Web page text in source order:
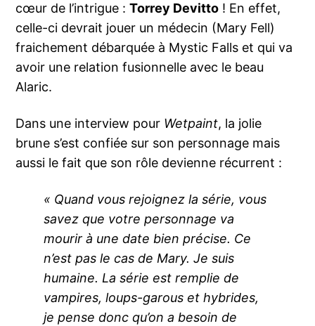
cœur de l’intrigue :Torrey Devitto ! En effet,
celle-ci devrait jouer un médecin (Mary Fell)
fraichement débarquée à Mystic Falls et qui va
avoir une relation fusionnelle avec le beau
Alaric.
Dans une interview pour Wetpaint, la jolie
brune s’est confiée sur son personnage mais
aussi le fait que son rôle devienne récurrent :
« Quand vous rejoignez la série, vous
savez que votre personnage va
mourir à une date bien précise. Ce
n’est pas le cas de Mary.Je suis
humaine. La série est remplie de
vampires, loups-garous et hybrides,
je pense donc qu’on a besoin de